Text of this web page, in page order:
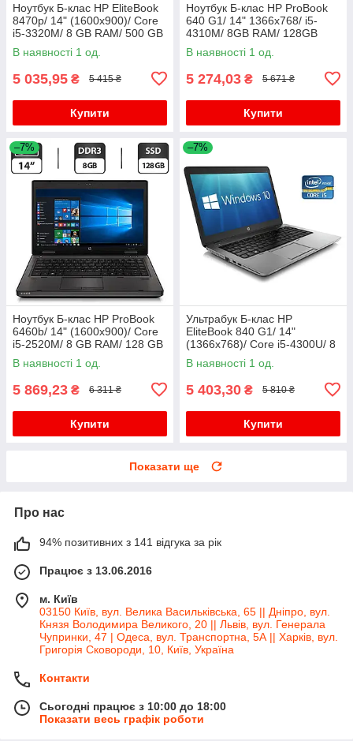
Ноутбук Б-клас HP EliteBook
8470p/ 14" (1600x900)/ Core
i5-3320M/ 8 GB RAM/ 500 GB
HDD/ HD 4000
В наявності 1 од.
5 035,95 ₴ 5 415 ₴
Купити
Ноутбук Б-клас HP ProBook
640 G1/ 14" 1366x768/ i5-
4310M/ 8GB RAM/ 128GB
SSD+750GB HDD/ HD 4600/
АКБ 0%
В наявності 1 од.
5 274,03 ₴ 5 671 ₴
Купити
–7%
Ноутбук Б-клас HP ProBook
6460b/ 14" (1600x900)/ Core
i5-2520M/ 8 GB RAM/ 128 GB
SSD/ HD Graphic 3000
В наявності 1 од.
5 869,23 ₴ 6 311 ₴
Купити
–7%
Ультрабук Б-клас HP
EliteBook 840 G1/ 14"
(1366x768)/ Core i5-4300U/ 8
GB RAM/ 500 GB SSD/ HD
4400/ АКБ 0%
В наявності 1 од.
5 403,30 ₴ 5 810 ₴
Купити
Показати ще
Про нас
94% позитивних з 141 відгука за рік
Працює з 13.06.2016
м. Київ
03150 Київ, вул. Велика Васильківська, 65 || Дніпро, вул.
Князя Володимира Великого, 20 || Львів, вул. Генерала
Чупринки, 47 | Одеса, вул. Транспортна, 5А || Харків, вул.
Григорія Сковороди, 10, Київ, Україна
Контакти
Сьогодні працює з 10:00 до 18:00
Показати весь графік роботи